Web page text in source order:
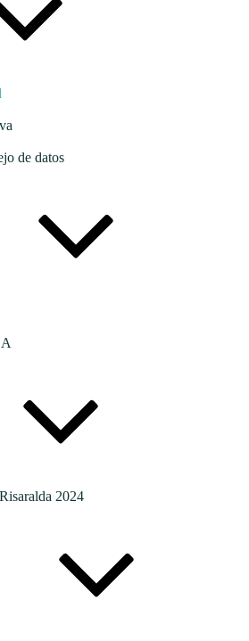
de datos
2024